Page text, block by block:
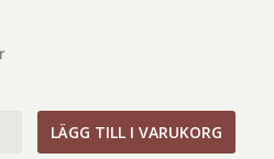
LÄGG TILL I VARUKORG